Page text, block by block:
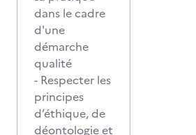
dans le cadre
d'une
démarche
qualité
- Respecter les
principes
d’éthique, de
déontologie et